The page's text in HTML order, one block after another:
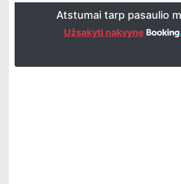
Atstumai tarp pasaulio
Užsakyti nakvynę